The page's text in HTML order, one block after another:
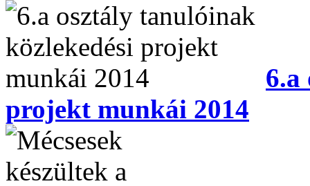
6.a
projekt munkái 2014